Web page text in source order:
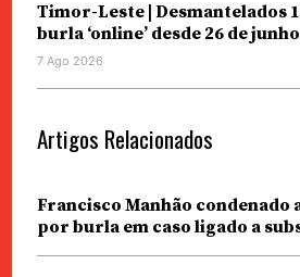
Timor-Leste | Desmantelados
burla ‘online’ desde 26 de junho
7 Ago 2026
Artigos Relacionados
Francisco Manhão condenado
por burla em caso ligado a